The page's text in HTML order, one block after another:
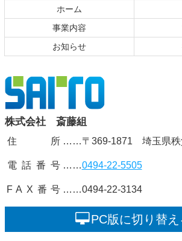
ン
ツ
の
先
頭
へ
戻
の
先
戻
る
ホーム
事業内容
お知らせ
株式会社
斎藤組
株式会社 斎藤組
住 所……〒369-1871 埼玉県秩
電話番号……0494-22-5505
FAX番号……0494-22-3134
PC版に切り替え